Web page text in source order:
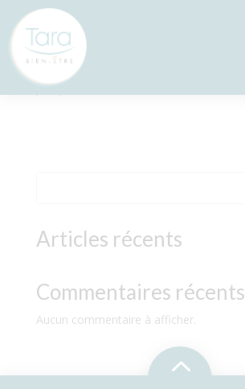
Prénatal
par|
Articles récents
Commentaires récents
Aucun commentaire à afficher.
2